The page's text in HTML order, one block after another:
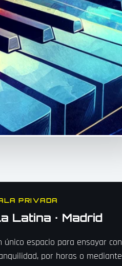
PRIVADA
Latina · Madrid
único espacio para ensayar con
por horas o mediante